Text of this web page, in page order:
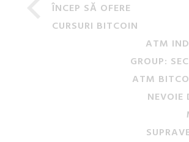
ÎNCEP SĂ OFERE
CURSURI BITCOIN
ATM
GROUP:
ATM
NEVOIE